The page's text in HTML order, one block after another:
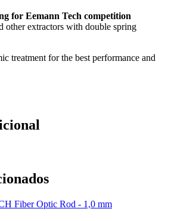
for Eemann Tech competition
other extractors with double spring
treatment for the best performance and